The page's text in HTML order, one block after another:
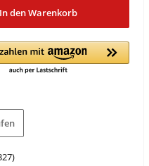
In den Warenkorb